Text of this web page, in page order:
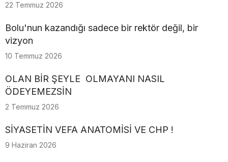
22 Temmuz 2026
Bolu'nun kazandığı sadece bir rektör değil, bir
vizyon
10 Temmuz 2026
OLAN BİR ŞEYLE OLMAYANI NASIL
ÖDEYEMEZSİN
2 Temmuz 2026
SİYASETİN VEFA ANATOMİSİ VE CHP !
9 Haziran 2026